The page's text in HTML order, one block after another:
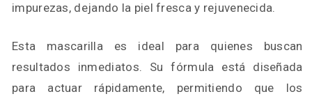
impurezas, dejando la piel fresca y rejuvenecida.
Esta mascarilla es ideal para quienes buscan
resultados inmediatos. Su fórmula está diseñada
para actuar rápidamente, permitiendo que los